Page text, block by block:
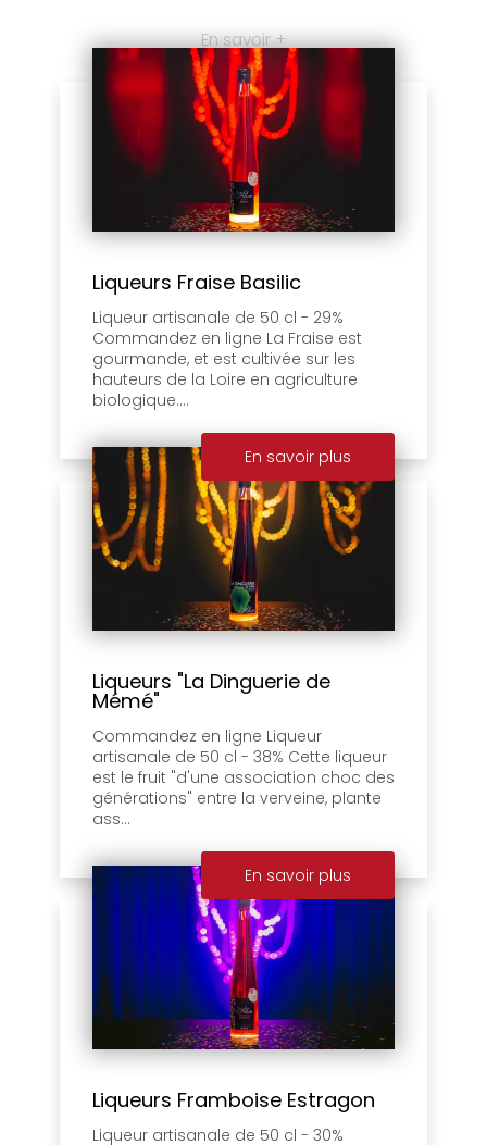
En savoir +
Liqueurs Fraise Basilic
Liqueur artisanale de 50 cl - 29%
Commandez en ligne La Fraise est
gourmande, et est cultivée sur les
hauteurs de la Loire en agriculture
biologique....
En savoir plus
Liqueurs "La Dinguerie de
Mémé"
Commandez en ligne Liqueur
artisanale de 50 cl - 38% Cette liqueur
est le fruit "d'une association choc des
générations" entre la verveine, plante
ass...
En savoir plus
Liqueurs Framboise Estragon
Liqueur artisanale de 50 cl - 30%